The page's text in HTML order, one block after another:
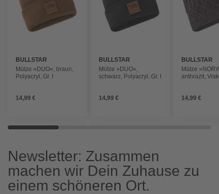
BULLSTAR
Mütze »DUO«, braun,
Polyacryl, Gr. I
14,99 €
BULLSTAR
Mütze »DUO«,
schwarz, Polyacryl, Gr. I
14,99 €
BULLSTAR
Mütze
anthrazit,
14,99 €
Newsletter: Zusammen
machen wir Dein Zuhause zu
einem schöneren Ort.